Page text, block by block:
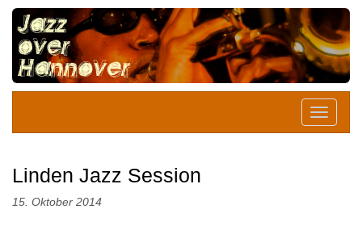
Linden Jazz Session
15. Oktober 2014